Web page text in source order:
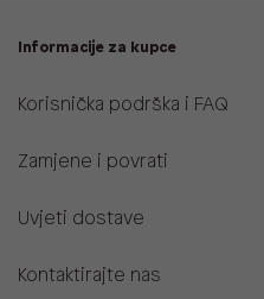
Informacije za kupce
Korisnička podrška i FAQ
Zamjene i povrati
Uvjeti dostave
Kontaktirajte nas